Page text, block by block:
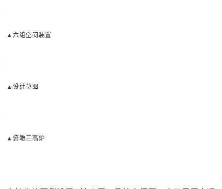
▲六组空间装置
▲设计草图
▲俯瞰三高炉